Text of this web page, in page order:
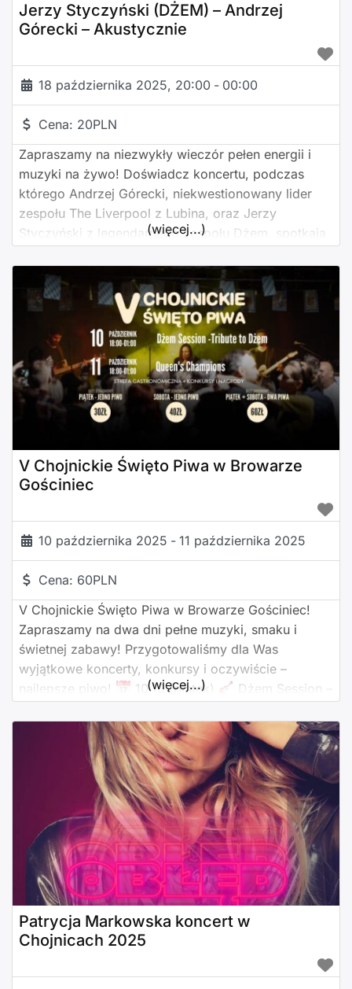
Jerzy Styczyński (DŻEM) – Andrzej
Górecki – Akustycznie
18 października 2025, 20:00 - 00:00
Cena: 20PLN
Zapraszamy na niezwykły wieczór pełen energii i
muzyki na żywo! Doświadcz koncertu, podczas
którego Andrzej Górecki, niekwestionowany lider
zespołu The Liverpool z Lubina, oraz Jerzy
Styczyński z legendarnego zespołu Dżem, spotkają
wrażenia muzyczne. Przygotuj się na przekrój
gatunków muzycznych, w tym rocka, bluesa i
country, prezentowanych na akustycznych gitarach,
uzupełnionych o znakomity wokal. To
(więcej...)
V Chojnickie Święto Piwa w Browarze
Gościniec
10 października 2025 - 11 października 2025
Cena: 60PLN
V Chojnickie Święto Piwa w Browarze Gościniec!
Zapraszamy na dwa dni pełne muzyki, smaku i
świetnej zabawy! Przygotowaliśmy dla Was
wyjątkowe koncerty, konkursy i oczywiście –
najlepsze piwo!
10.10 (piątek)
Dżem Session –
piwo gratis)
11.10 (sobota)
Queen’s
Champions – Tribute to Queen
20:00–1:00
(więcej...)
Patrycja Markowska koncert w
Chojnicach 2025